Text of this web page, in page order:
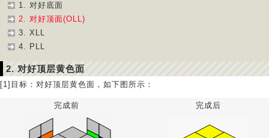
1. 对好底面
2. 对好顶面(OLL)
3. XLL
4. PLL
2. 对好顶层黄色面
[1]目标：对好顶层黄色面，如下图所示：
完成前 完成后